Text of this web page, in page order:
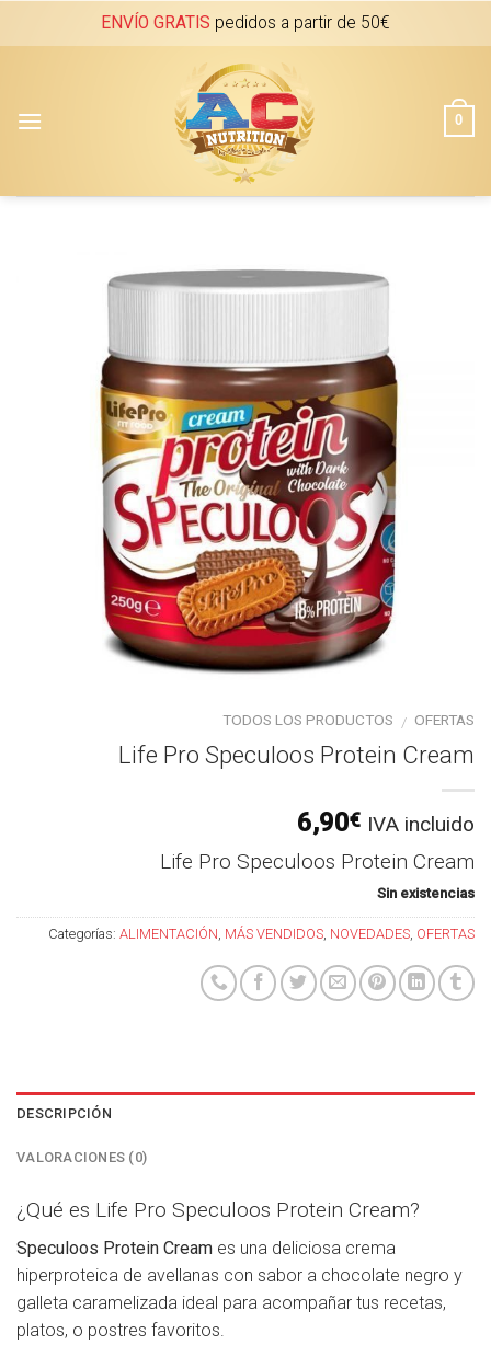
ENVÍO GRATIS pedidos a partir de 50€
0
TODOS LOS PRODUCTOS / OFERTAS
Life Pro Speculoos Protein Cream
6,90€ IVA incluido
Life Pro Speculoos Protein Cream
Sin existencias
Categorías: ALIMENTACIÓN, MÁS VENDIDOS, NOVEDADES, OFERTAS
DESCRIPCIÓN
VALORACIONES (0)
¿Qué es Life Pro Speculoos Protein Cream?
Speculoos Protein Cream es una deliciosa crema
hiperproteica de avellanas con sabor a chocolate negro y
galleta caramelizada ideal para acompañar tus recetas,
platos, o postres favoritos.